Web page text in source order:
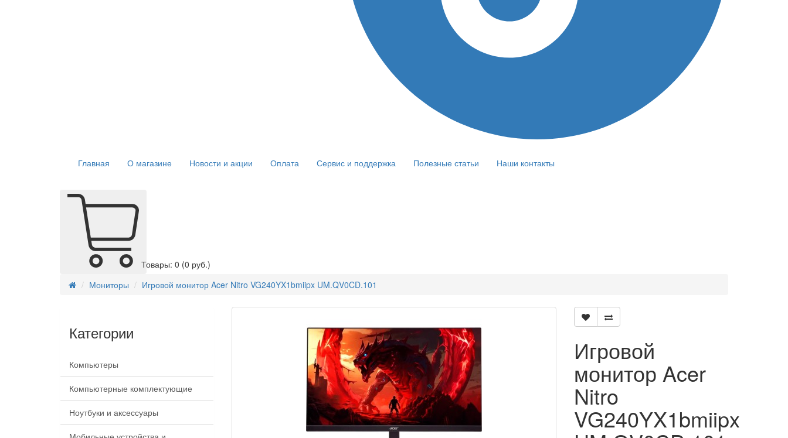
Главная О магазине Новости и акции Оплата Сервис и поддержка Полезные статьи Наши контакты
Товары: 0 (0 руб.)
Мониторы
Игровой монитор Acer Nitro VG240YX1bmiipx UM.QV0CD.101
Категории
Компьютеры
Компьютерные комплектующие
Ноутбуки и аксессуары
Игровой
монитор Acer
Nitro
VG240YX1bmiipx